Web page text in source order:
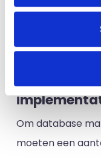
het leveren van
plaats van een
doelgroep.
3.
Om database
moeten een